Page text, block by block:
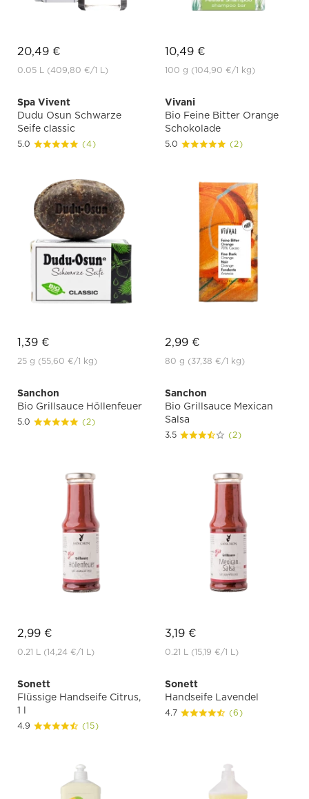
20,49 €
0.05 L (409,80 €/1 L)
10,49 €
100 g (104,90 €/1 kg)
Spa Vivent
Dudu Osun Schwarze
Seife classic
5.0 (4)
1,39 €
25 g (55,60 €/1 kg)
Vivani
Bio Feine Bitter Orange
Schokolade
5.0 (2)
2,99 €
80 g (37,38 €/1 kg)
Sanchon
Bio Grillsauce Höllenfeuer
5.0 (2)
2,99 €
0.21 L (14,24 €/1 L)
Sanchon
Bio Grillsauce Mexican
Salsa
3.5 (2)
3,19 €
0.21 L (15,19 €/1 L)
Sonett
Flüssige Handseife Citrus,
1 l
4.9 (15)
Sonett
Handseife Lavendel
4.7 (6)